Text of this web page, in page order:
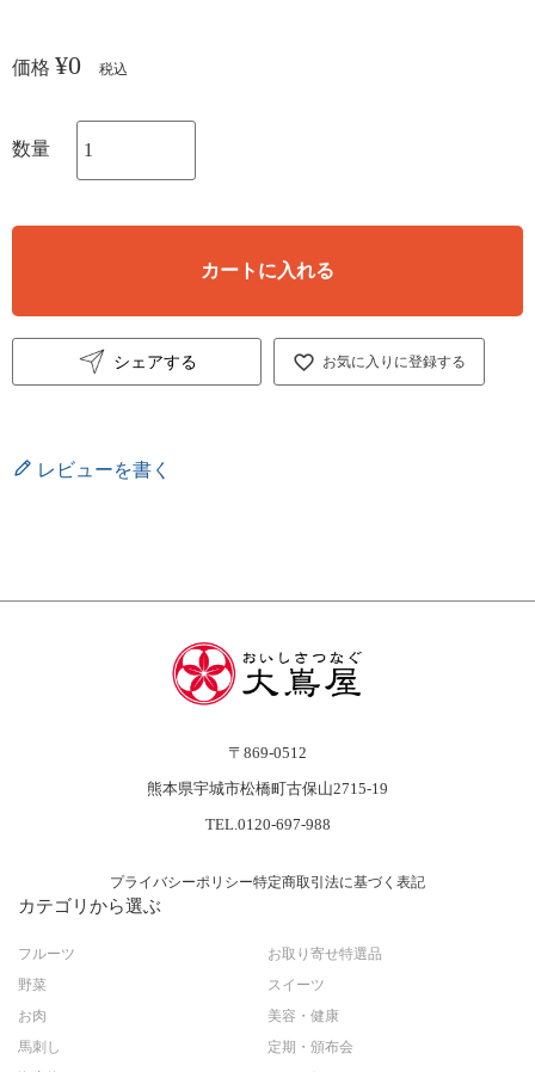
価格 ¥0 税込
お気に入りに登録する
カートに入れる
シェアする
レビューを書く
〒869-0512
熊本県宇城市松橋町古保山2715-19
TEL.0120-697-988
プライバシーポリシー特定商取引法に基づく表記
カテゴリから選ぶ
フルーツ
野菜
お肉
馬刺し
お取り寄せ特選品
スイーツ
美容・健康
定期・頒布会